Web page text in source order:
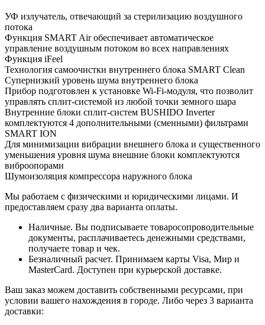
УФ излучатель, отвечающий за стерилизацию воздушного
потока
Функция SMART Air обеспечивает автоматическое
управление воздушным потоком во всех направлениях
Функция iFeel
Технология самоочистки внутреннего блока SMART Clean
Супернизкий уровень шума внутреннего блока
Прибор подготовлен к установке Wi-Fi-модуля, что позволит
управлять сплит-системой из любой точки земного шара
Внутренние блоки сплит-систем BUSHIDO Inverter
комплектуются 4 дополнительными (сменными) фильтрами
SMART ION
Для минимизации вибрации внешнего блока и существенного
уменьшения уровня шума внешние блоки комплектуются
виброопорами
Шумоизоляция компрессора наружного блока
Мы работаем с физическими и юридическими лицами. И
предоставляем сразу два варианта оплаты.
Наличные. Вы подписываете товаросопроводительные
документы, расплачиваетесь денежными средствами,
получаете товар и чек.
Безналичный расчет. Принимаем карты Visa, Мир и
MasterCard. Доступен при курьерской доставке.
Ваш заказ можем доставить собственными ресурсами, при
условии вашего нахождения в городе. Либо через 3 варианта
доставки: